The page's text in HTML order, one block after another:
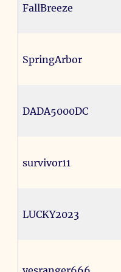
FallBreeze
SpringArbor
DADA5000DC
survivor11
LUCKY2023